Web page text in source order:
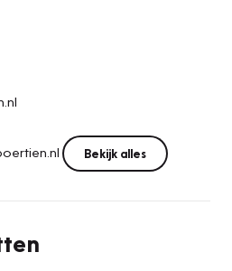
Bekijk alles